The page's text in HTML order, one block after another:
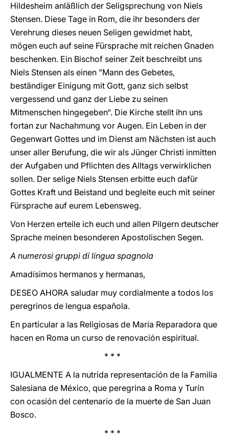
Hildesheim anläßlich der Seligsprechung von Niels
Stensen. Diese Tage in Rom, die ihr besonders der
Verehrung dieses neuen Seligen gewidmet habt,
mögen euch auf seine Fürsprache mit reichen Gnaden
beschenken. Ein Bischof seiner Zeit beschreibt uns
Niels Stensen als einen ”Mann des Gebetes,
beständiger Einigung mit Gott, ganz sich selbst
vergessend und ganz der Liebe zu seinen
Mitmenschen hingegeben“. Die Kirche stellt ihn uns
fortan zur Nachahmung vor Augen. Ein Leben in der
Gegenwart Gottes und im Dienst am Nächsten ist auch
unser aller Berufung, die wir als Jünger Christi inmitten
der Aufgaben und Pflichten des Alltags verwirklichen
sollen. Der selige Niels Stensen erbitte euch dafür
Gottes Kraft und Beistand und begleite euch mit seiner
Fürsprache auf eurem Lebensweg.
Von Herzen erteile ich euch und allen Pilgern deutscher
Sprache meinen besonderen Apostolischen Segen.
A numerosi gruppi di lingua spagnola
Amadísimos hermanos y hermanas,
DESEO AHORA saludar muy cordialmente a todos los
peregrinos de lengua española.
En particular a las Religiosas de María Reparadora que
hacen en Roma un curso de renovación espiritual.
* * *
IGUALMENTE A la nutrida representación de la Familia
Salesiana de México, que peregrina a Roma y Turín
con ocasión del centenario de la muerte de San Juan
Bosco.